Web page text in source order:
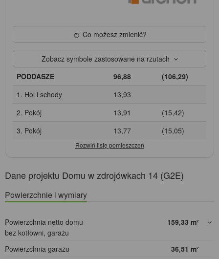
Co możesz zmienić?
Zobacz symbole zastosowane na rzutach
PODDASZE
96,88
(106,29)
1. Hol i schody
13,93
2. Pokój
13,91
(15,42)
3. Pokój
13,77 (15,05)
Dane projektu Domu w zdrojówkach 14 (G2E)
Powierzchnie i wymiary
Powierzchnia netto domu
bez kotłowni, garażu
159,33 m²
Powierzchnia garażu 36,51 m²